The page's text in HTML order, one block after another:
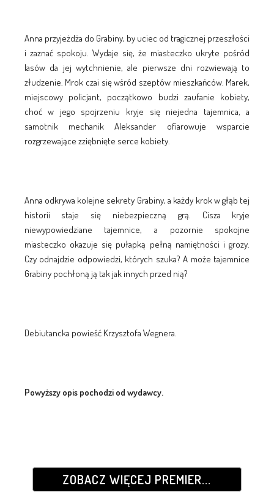
Anna przyjeżdża do Grabiny, by uciec od tragicznej przeszłości
i zaznać spokoju. Wydaje się, że miasteczko ukryte pośród
lasów da jej wytchnienie, ale pierwsze dni rozwiewają to
złudzenie. Mrok czai się wśród szeptów mieszkańców. Marek,
miejscowy policjant, początkowo budzi zaufanie kobiety,
choć w jego spojrzeniu kryje się niejedna tajemnica, a
samotnik mechanik Aleksander ofiarowuje wsparcie
rozgrzewające zziębnięte serce kobiety.
Anna odkrywa kolejne sekrety Grabiny, a każdy krok w głąb tej
historii staje się niebezpieczną grą. Cisza kryje
niewypowiedziane tajemnice, a pozornie spokojne
miasteczko okazuje się pułapką pełną namiętności i grozy.
Czy odnajdzie odpowiedzi, których szuka? A może tajemnice
Grabiny pochłoną ją tak jak innych przed nią?
Debiutancka powieść Krzysztofa Wegnera.
Powyższy opis pochodzi od wydawcy.
ZOBACZ WIĘCEJ PREMIER...